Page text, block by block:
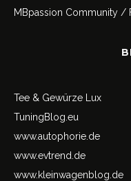
MBpassion Community /
Tee & Gewürze Lux
TuningBlog.eu
www.autophorie.de
www.evtrend.de
www.kleinwagenblog.de